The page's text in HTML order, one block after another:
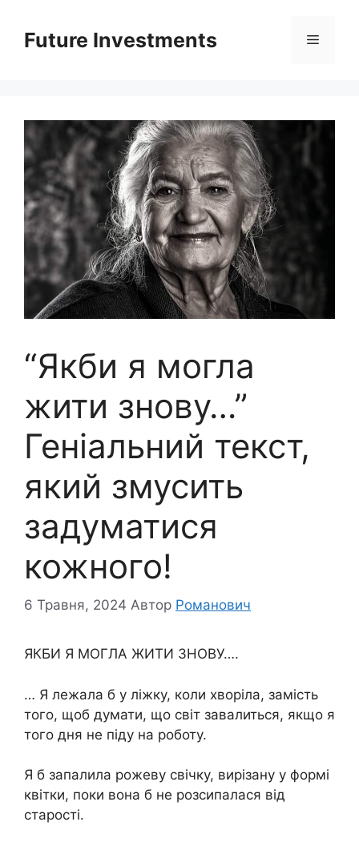
вмістуFuture Investments Меню
“Якби я могла
жити знову…”
Геніальний текст,
який змусить
задуматися
кожного!
6 Травня, 2024 Автор Романович
ЯКБИ Я МОГЛА ЖИТИ ЗНОВУ….
… Я лежала б у ліжку, коли хворіла, замість
того, щоб думати, що світ завалиться, якщо я
того дня не піду на роботу.
Я б запалила рожеву свічку, вирізану у формі
квітки, поки вона б не розсипалася від
старості.